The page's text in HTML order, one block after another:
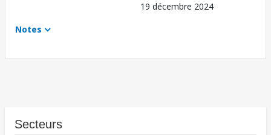
19 décembre 2024
Notes
Secteurs